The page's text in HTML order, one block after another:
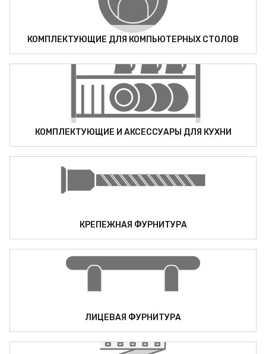
КОМПЛЕКТУЮЩИЕ ДЛЯ КОМПЬЮТЕРНЫХ СТОЛОВ
КОМПЛЕКТУЮЩИЕ И АКСЕССУАРЫ ДЛЯ КУХНИ
КРЕПЕЖНАЯ ФУРНИТУРА
ЛИЦЕВАЯ ФУРНИТУРА